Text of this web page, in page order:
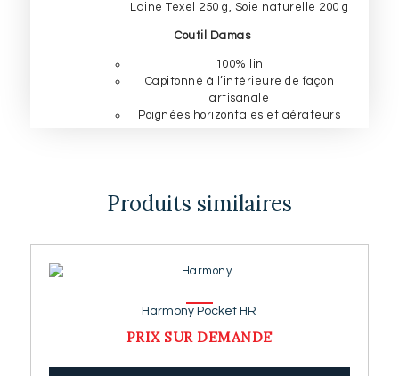
Laine Texel 250 g, Soie naturelle 200 g
Coutil Damas
100% lin
Capitonné à l’intérieure de façon
artisanale
Poignées horizontales et aérateurs
Produits similaires
Harmony Pocket HR
PRIX SUR DEMANDE